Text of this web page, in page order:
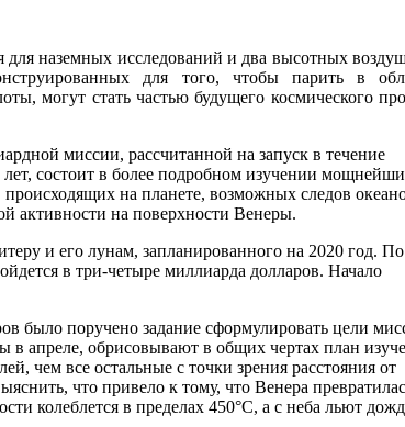
для наземных исследований и два высотных
для того, чтобы парить в
могут стать частью будущего космического
миссии, рассчитанной на запуск в течение
состоит в более подробном изучении
на планете, возможных следов
активности на поверхности Венеры.
и его лунам, запланированного на 2020 год. По
в три-четыре миллиарда долларов. Начало
было поручено задание сформулировать цели
в апреле, обрисовывают в общих чертах план
чем все остальные с точки зрения расстояния от
что привело к тому, что Венера
колеблется в пределах 450°C, а с неба льют